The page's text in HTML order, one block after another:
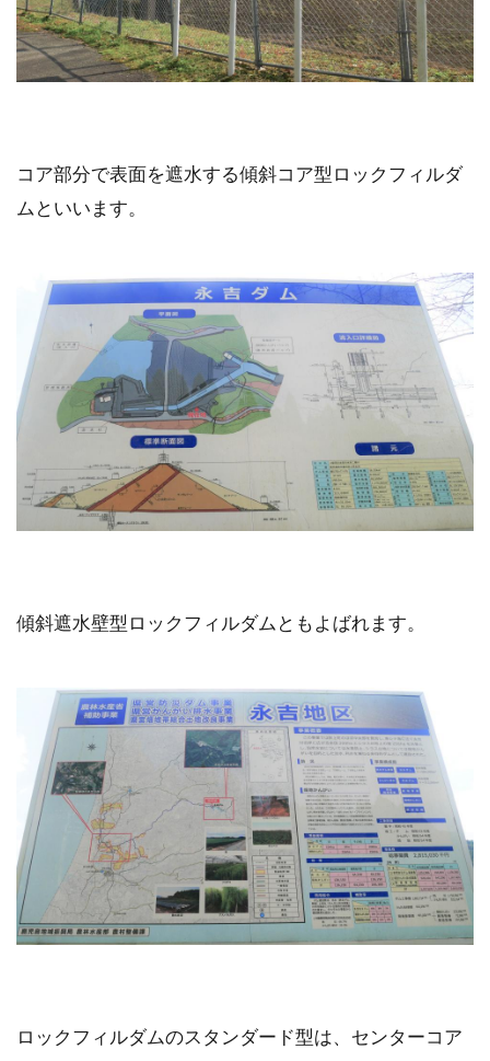
コア部分で表面を遮水する傾斜コア型ロックフィルダ
ムといいます。
傾斜遮水壁型ロックフィルダムともよばれます。
ロックフィルダムのスタンダード型は、センターコア